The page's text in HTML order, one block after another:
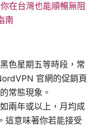
在台灣也能順暢無阻
南
色星期五等時段，常
官網的促銷頁
常態現象。
兩年或以上，月均成
這意味著你若能接受